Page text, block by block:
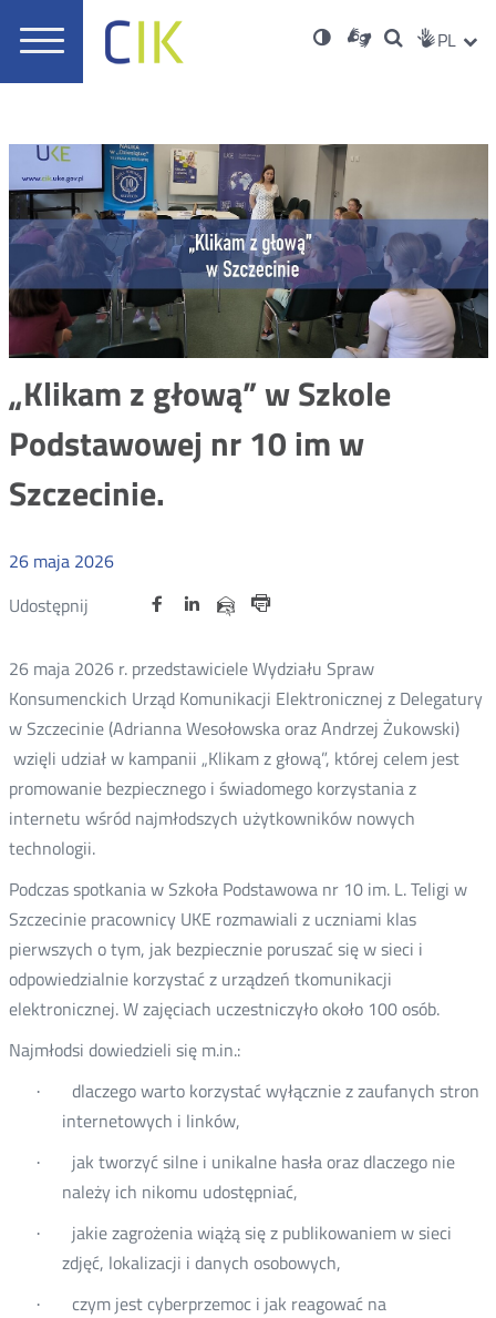
Menu
Wersja
Dla
niesłyszących
Nowa
karta
Otwórz
w
Nowa
karta
Social
PL
„Klikam z głową” w Szkole
Podstawowej nr 10 im w
Szczecinie.
26 maja 2026
Udostępnij
Udostępnij
Twitter
Nowa
Udostępnij
Facebook
Nowa
Udostępnij
Linkedin
Nowa Udostępnij
e-
mail
26 maja 2026 r. przedstawiciele Wydziału Spraw
Konsumenckich Urząd Komunikacji Elektronicznej z Delegatury
w Szczecinie (Adrianna Wesołowska oraz Andrzej Żukowski)
wzięli udział w kampanii „Klikam z głową”, której celem jest
promowanie bezpiecznego i świadomego korzystania z
internetu wśród najmłodszych użytkowników nowych
technologii.
Podczas spotkania w Szkoła Podstawowa nr 10 im. L. Teligi w
Szczecinie pracownicy UKE rozmawiali z uczniami klas
pierwszych o tym, jak bezpiecznie poruszać się w sieci i
odpowiedzialnie korzystać z urządzeń tkomunikacji
elektronicznej. W zajęciach uczestniczyło około 100 osób.
Najmłodsi dowiedzieli się m.in.:
·
dlaczego warto korzystać wyłącznie z zaufanych stron
internetowych i linków,
·
jak tworzyć silne i unikalne hasła oraz dlaczego nie
należy ich nikomu udostępniać,
·
jakie zagrożenia wiążą się z publikowaniem w sieci
zdjęć, lokalizacji i danych osobowych,
·
czym jest cyberprzemoc i jak reagować na